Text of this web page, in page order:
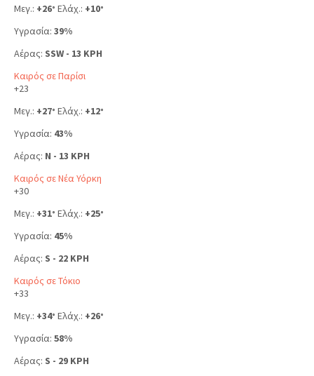
Μεγ.: +26° Ελάχ.: +10°
Υγρασία: 39%
Αέρας: SSW - 13 KPH
Καιρός σε Παρίσι
+23
Μεγ.: +27° Ελάχ.: +12°
Υγρασία: 43%
Αέρας: N - 13 KPH
Καιρός σε Νέα Υόρκη
+30
Μεγ.: +31° Ελάχ.: +25°
Υγρασία: 45%
Αέρας: S - 22 KPH
Καιρός σε Τόκιο
+33
Μεγ.: +34° Ελάχ.: +26°
Υγρασία: 58%
Αέρας: S - 29 KPH